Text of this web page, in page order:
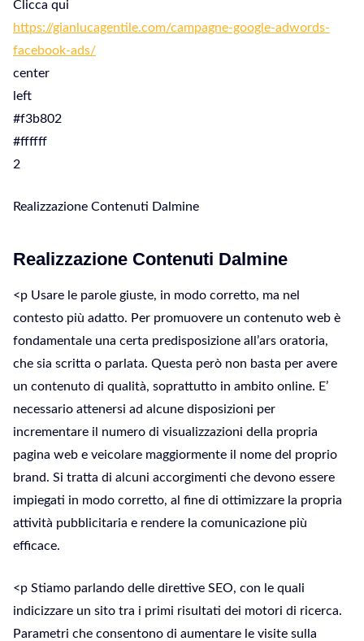
Clicca qui
https://gianlucagentile.com/campagne-google-adwords-
facebook-ads/
center
left
#f3b802
#ffffff
2
Realizzazione Contenuti Dalmine
Realizzazione Contenuti Dalmine
<p Usare le parole giuste, in modo corretto, ma nel
contesto più adatto. Per promuovere un contenuto web è
fondamentale una certa predisposizione all’ars oratoria,
che sia scritta o parlata. Questa però non basta per avere
un contenuto di qualità, soprattutto in ambito online. E’
necessario attenersi ad alcune disposizioni per
incrementare il numero di visualizzazioni della propria
pagina web e veicolare maggiormente il nome del proprio
brand. Si tratta di alcuni accorgimenti che devono essere
impiegati in modo corretto, al fine di ottimizzare la propria
attività pubblicitaria e rendere la comunicazione più
efficace.
<p Stiamo parlando delle direttive SEO, con le quali
indicizzare un sito tra i primi risultati dei motori di ricerca.
Parametri che consentono di aumentare le visite sulla